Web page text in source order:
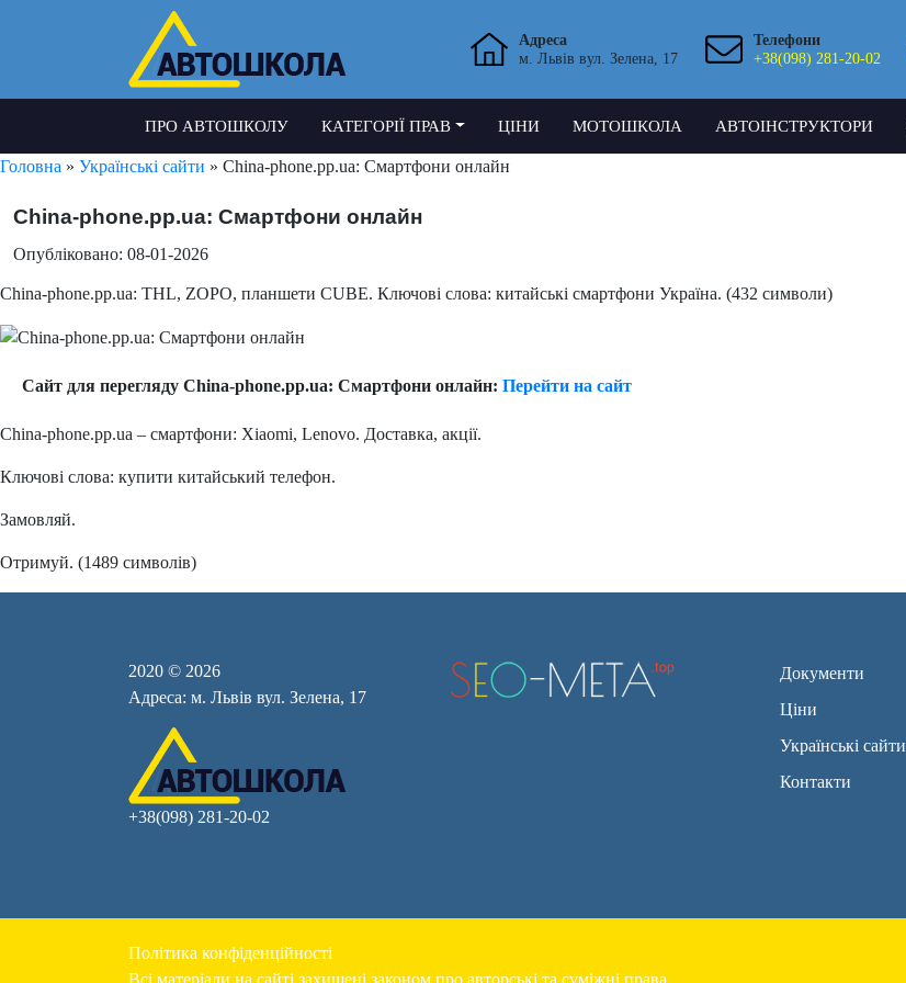
Адреса
м. Львів вул. Зелена, 17
Телефони
+38(098) 281-20-02
ПРО АВТОШКОЛУ КАТЕГОРІЇ ПРАВ ЦІНИ МОТОШКОЛА АВТОІНСТРУКТОРИ
Головна » Українські сайти » China-phone.pp.ua: Смартфони онлайн
China-phone.pp.ua: Смартфони онлайн
Опубліковано: 08-01-2026
China-phone.pp.ua: THL, ZOPO, планшети CUBE. Ключові слова: китайські смартфони Україна. (432 символи)
Сайт для перегляду China-phone.pp.ua: Смартфони онлайн: Перейти на сайт
China-phone.pp.ua – смартфони: Xiaomi, Lenovo. Доставка, акції.
Ключові слова: купити китайський телефон.
Замовляй.
Отримуй. (1489 символів)
2020 © 2026
Адреса: м. Львів вул. Зелена, 17
+38(098) 281-20-02
Документи
Ціни
Українські сайти
Контакти
Політика конфіденційності